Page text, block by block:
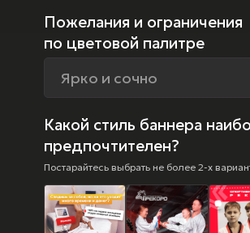
Пожелания и ограничения
по цветовой палитре
Какой стиль баннера
предпочтителен?
Постарайтесь выбрать не более 2-х